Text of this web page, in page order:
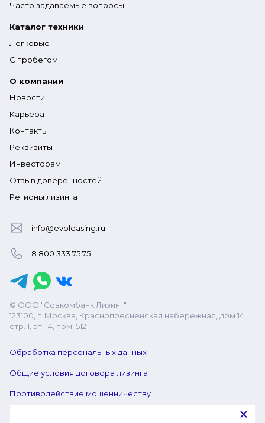
Часто задаваемые вопросы
Каталог техники
Легковые
С пробегом
О компании
Новости
Карьера
Контакты
Реквизиты
Инвесторам
Отзыв доверенностей
Регионы лизинга
info@evoleasing.ru
8 800 333 75 75
© ООО "Совкомбанк Лизинг"
123100, г. Москва, Краснопресненская набережная, дом 14,
стр. 1, эт. 14, пом. 512
Обработка персональных данных
Общие условия договора лизинга
Противодействие мошенничеству